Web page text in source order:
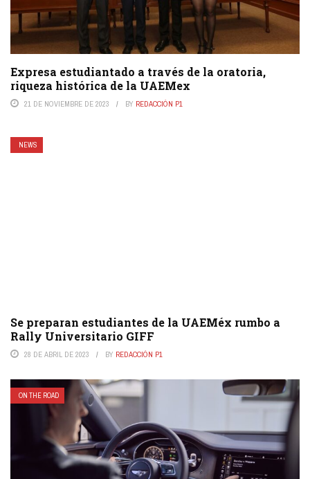
Expresa estudiantado a través de la oratoria,
riqueza histórica de la UAEMex
21 DE NOVIEMBRE DE 2023 BY REDACCIÓN P1
NEWS
Se preparan estudiantes de la UAEMéx rumbo a
Rally Universitario GIFF
28 DE ABRIL DE 2023 BY REDACCIÓN P1
ON THE ROAD